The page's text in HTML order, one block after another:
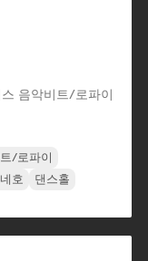
음악비트/로파이
/로파이
호
댄스홀